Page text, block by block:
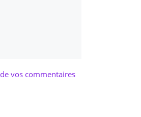
vos commentaires